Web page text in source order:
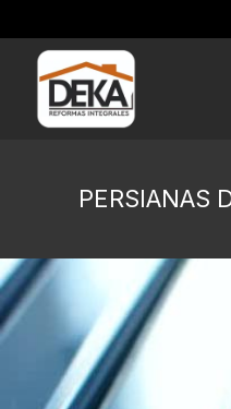
PERSIANAS